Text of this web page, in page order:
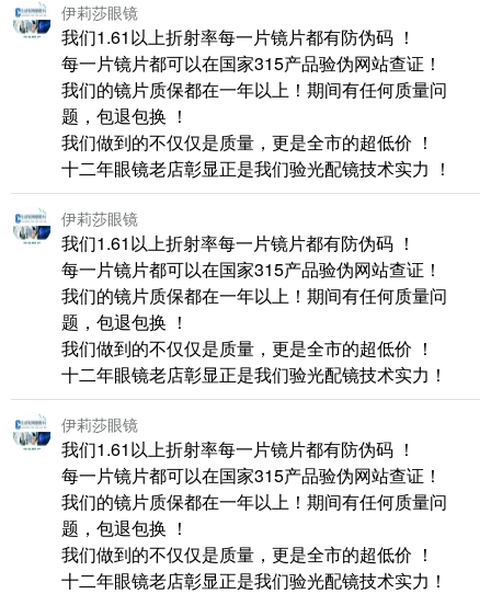
伊莉莎眼镜
我们1.61以上折射率每一片镜片都有防伪码 ！
每一片镜片都可以在国家315产品验伪网站查证！
我们的镜片质保都在一年以上！期间有任何质量问
题，包退包换 ！
我们做到的不仅仅是质量，更是全市的超低价 ！
十二年眼镜老店彰显正是我们验光配镜技术实力 ！
伊莉莎眼镜
我们1.61以上折射率每一片镜片都有防伪码 ！
每一片镜片都可以在国家315产品验伪网站查证！
我们的镜片质保都在一年以上！期间有任何质量问
题，包退包换 ！
我们做到的不仅仅是质量，更是全市的超低价 ！
十二年眼镜老店彰显正是我们验光配镜技术实力！
伊莉莎眼镜
我们1.61以上折射率每一片镜片都有防伪码 ！
每一片镜片都可以在国家315产品验伪网站查证！
我们的镜片质保都在一年以上！期间有任何质量问
题，包退包换 ！
我们做到的不仅仅是质量，更是全市的超低价 ！
十二年眼镜老店彰显正是我们验光配镜技术实力！